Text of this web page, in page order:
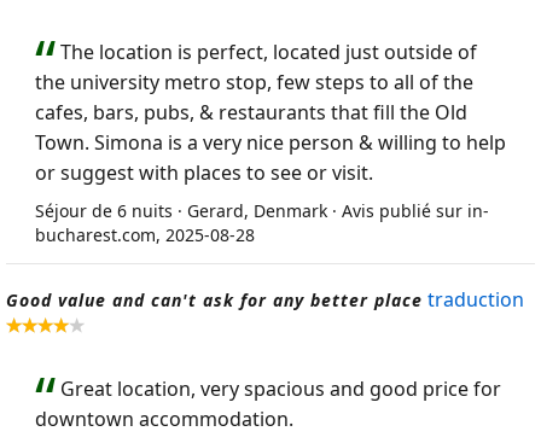
The location is perfect, located just outside of
the university metro stop, few steps to all of the
cafes, bars, pubs, & restaurants that fill the Old
Town. Simona is a very nice person & willing to help
or suggest with places to see or visit.
Séjour de 6 nuits · Gerard, Denmark · Avis publié sur in-
bucharest.com, 2025-08-28
Good value and can't ask for any better place traduction
Great location, very spacious and good price for
downtown accommodation.